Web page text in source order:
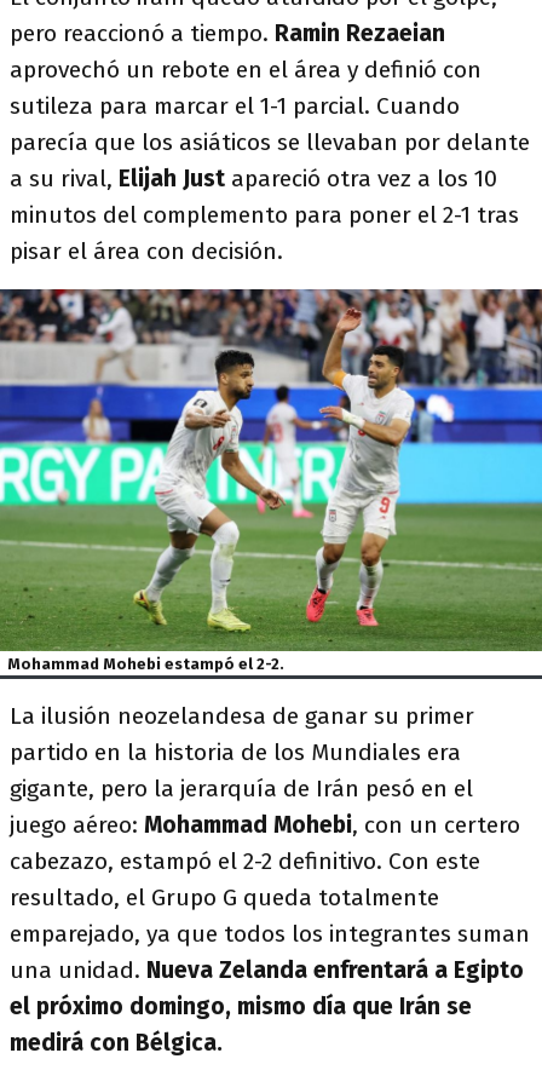
pero reaccionó a tiempo. Ramin Rezaeian
aprovechó un rebote en el área y definió con
sutileza para marcar el 1-1 parcial. Cuando
parecía que los asiáticos se llevaban por delante
a su rival, Elijah Just apareció otra vez a los 10
minutos del complemento para poner el 2-1 tras
pisar el área con decisión.
Mohammad Mohebi estampó el 2-2.
La ilusión neozelandesa de ganar su primer
partido en la historia de los Mundiales era
gigante, pero la jerarquía de Irán pesó en el
juego aéreo: Mohammad Mohebi, con un certero
cabezazo, estampó el 2-2 definitivo. Con este
resultado, el Grupo G queda totalmente
emparejado, ya que todos los integrantes suman
una unidad. Nueva Zelanda enfrentará a Egipto
el próximo domingo, mismo día que Irán se
medirá con Bélgica.